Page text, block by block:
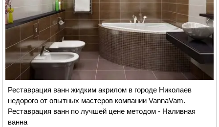
Реставрация ванн жидким акрилом в городе Николаев
недорого от опытных мастеров компании VannaVam.
Реставрация ванн по лучшей цене методом - Наливная
ванна